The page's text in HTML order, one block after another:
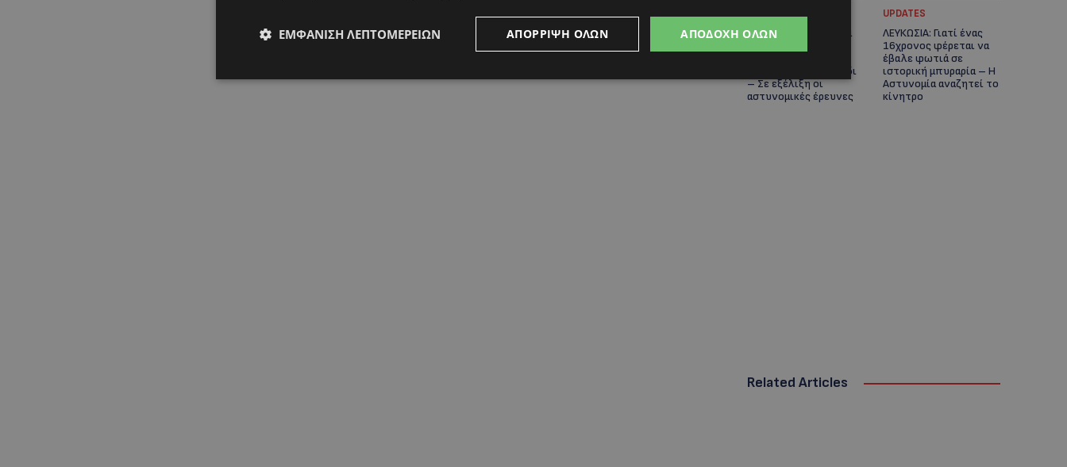
ΚΑΤΑΓΓΕΛΙΑ: Για άνδρα
γυναίκες στο Δασούδι
– Σε εξέλιξη οι
αστυνομικές έρευνες
UPDATES
ΛΕΥΚΩΣΙΑ: Γιατί ένας
16χρονος φέρεται να
έβαλε φωτιά σε
ιστορική μπυραρία – Η
Αστυνομία αναζητεί το
κίνητρο
Related Articles
ΑΠΟΔΟΧΉ ΌΛΩΝ
ΑΠΌΡΡΙΨΗ ΌΛΩΝ
ΕΜΦΆΝΙΣΗ ΛΕΠΤΟΜΕΡΕΙΏΝ